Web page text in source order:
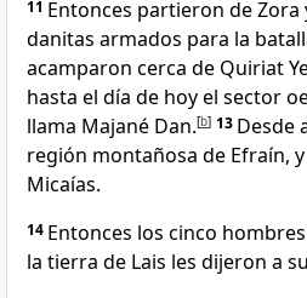
11 Entonces partieron de Zora
danitas armados para la
acamparon cerca de Quiriat
hasta el día de hoy el sector
llama Majané Dan.[b] 13 Desde
región montañosa de Efraín,
Micaías.
14 Entonces los cinco
la tierra de Lais les dijeron a